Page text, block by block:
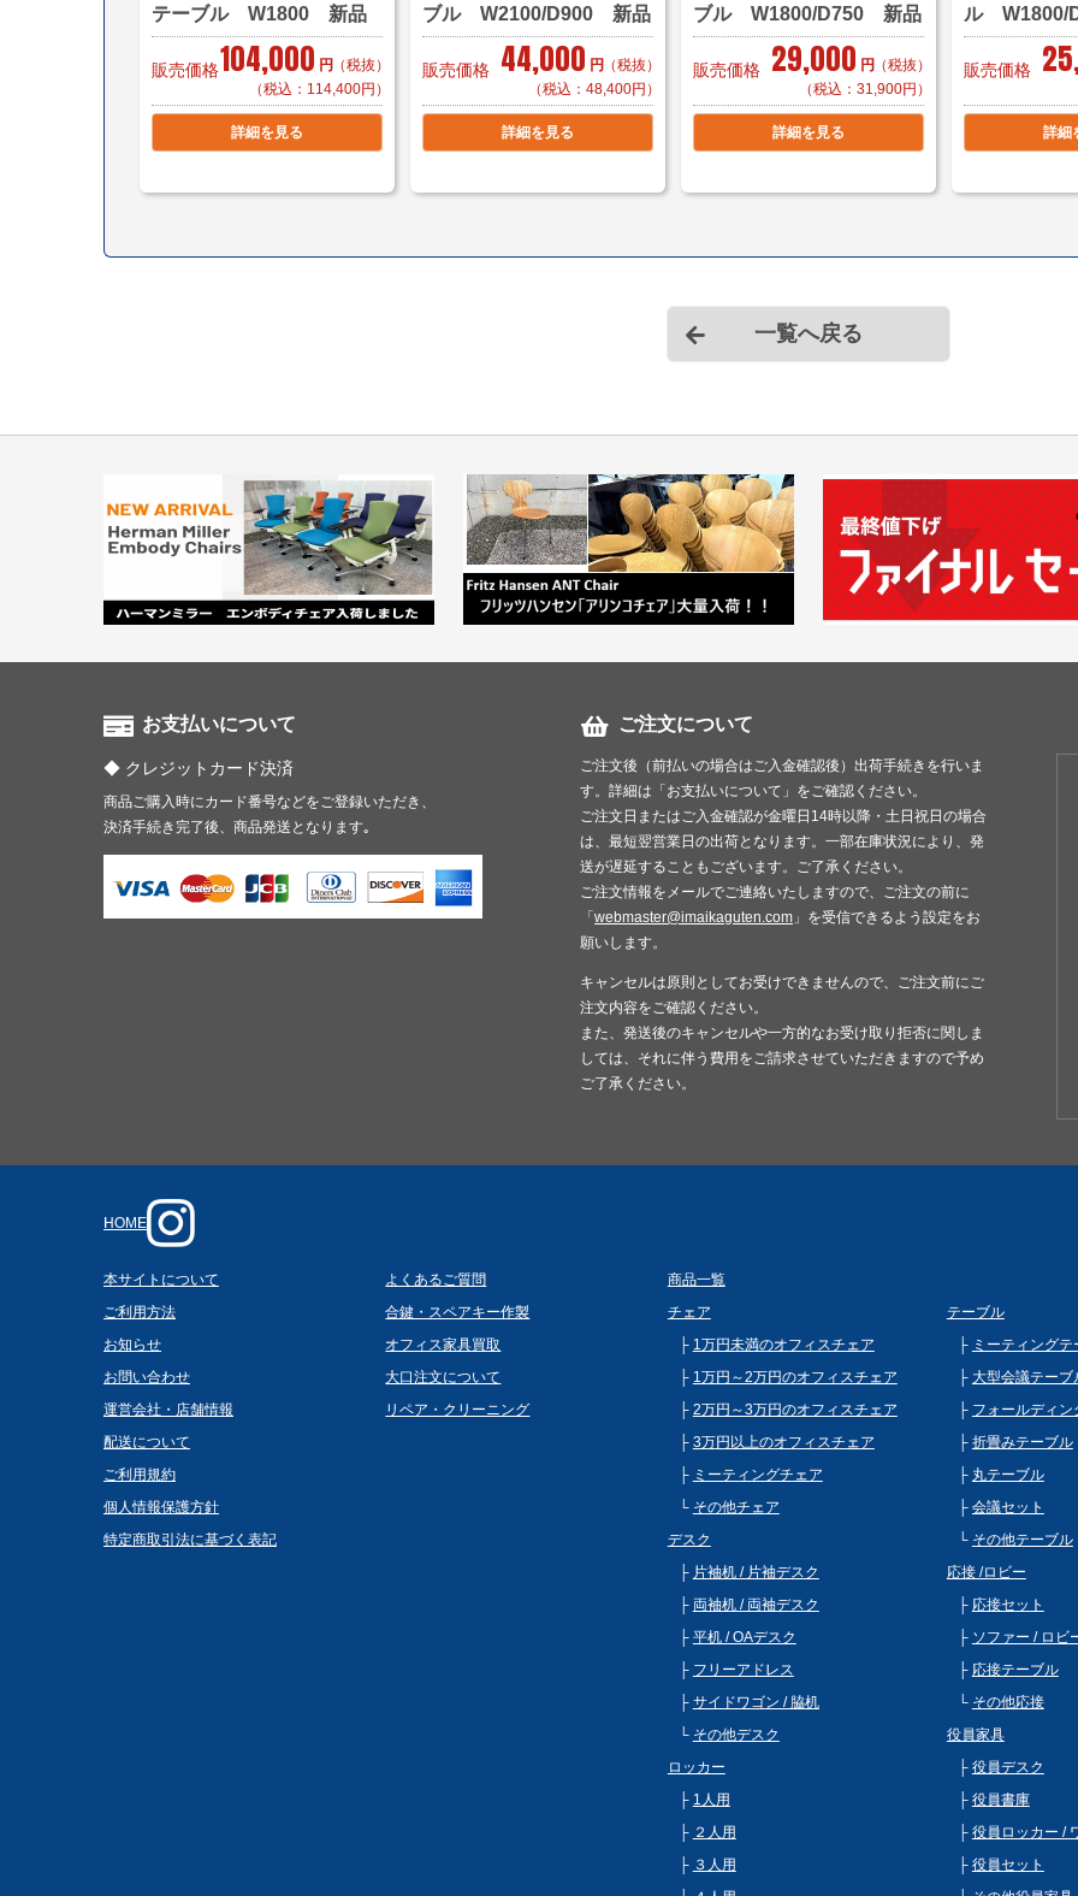
複数ご購入の場合は同
店頭引き渡し可能で
こちらの商品の在庫数
表記の在庫数ではご
テーブル W1800 新品
販売価格104,000 円 （税抜）
（税込：114,400円）
詳細を見る
ブル W2100/D900 新品
販売価格 44,000 円 （税抜）
（税込：48,400円）
詳細を見る
ブル W1800/D750 新品
販売価格 29,000 円 （税抜）
（税込：31,900円）
詳細を見る
ル W1800/
販売価格
詳細
一覧へ戻る
お支払いについて
クレジットカード決済
商品ご購入時にカード番号などをご登録いただき、
決済手続き完了後、商品発送となります｡
ご注文について
ご注文後（前払いの場合はご入金確認後）出荷手続きを行いま
す。詳細は「お支払いについて」をご確認ください。
ご注文日またはご入金確認が金曜日14時以降・土日祝日の場合
は、最短翌営業日の出荷となります。一部在庫状況により、発
送が遅延することもございます。ご了承ください。
ご注文情報をメールでご連絡いたしますので、ご注文の前に
「webmaster@imaikaguten.com 」を受信できるよう設定をお
願いします。
キャンセルは原則としてお受けできませんので、ご注文前にご
注文内容をご確認ください。
また、発送後のキャンセルや一方的なお受け取り拒否に関しま
しては、それに伴う費用をご請求させていただきますので予め
ご了承ください。
HOME
本サイトについて
ご利用方法
お知らせ
お問い合わせ
運営会社・店舗情報
配送について
ご利用規約
個人情報保護方針
特定商取引法に基づく表記
よくあるご質問
合鍵・スペアキー作製
オフィス家具買取
大口注文について
リペア・クリーニング
商品一覧
チェア
1万円未満のオフィスチェア
1万円～2万円のオフィスチェア
2万円～3万円のオフィスチェア
3万円以上のオフィスチェア
ミーティングチェア
その他チェア
デスク
片袖机 / 片袖デスク
両袖机 / 両袖デスク
平机 / OAデスク
フリーアドレス
サイドワゴン / 脇机
その他デスク
ロッカー
1人用
２人用
３人用
テーブル
ミーティングテ
大型会議テーブ
フォールディン
折畳みテーブル
丸テーブル
会議セット
その他テーブル
応接 /ロビー
応接セット
ソファー / ロビ
応接テーブル
その他応接
役員家具
役員デスク
役員書庫
役員ロッカー /
役員セット